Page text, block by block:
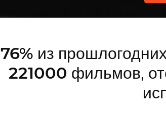
76% из
221000 фильмов,